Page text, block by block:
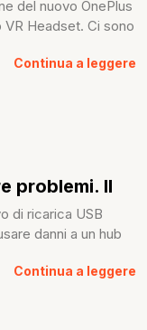
del nuovo OnePlus
Headset. Ci sono
Continua a leggere
problemi. Il
di ricarica USB
danni a un hub
Continua a leggere